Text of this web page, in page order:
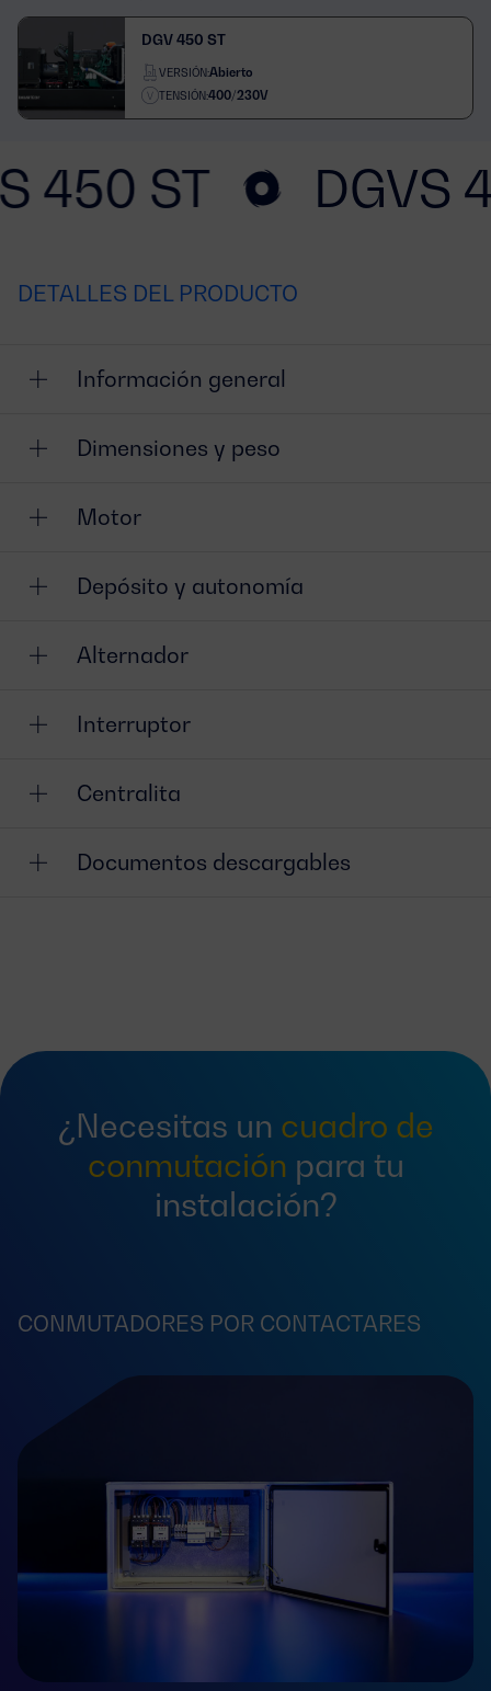
DGV 450 ST
VERSIÓN:Abierto
TENSIÓN:400/230V
450 ST DGVS
DETALLES DEL PRODUCTO
Información general
Dimensiones y peso
Motor
Depósito y autonomía
Alternador
Interruptor
Centralita
Documentos descargables
¿Necesitas un cuadro de
conmutación para tu
instalación?
CONMUTADORES POR CONTACTARES